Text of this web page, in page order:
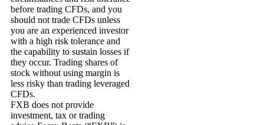
before trading CFDs, and you
should not trade CFDs unless
you are an experienced investor
with a high risk tolerance and
the capability to sustain losses if
they occur. Trading shares of
stock without using margin is
less risky than trading leveraged
CFDs.
FXB does not provide
investment, tax or trading